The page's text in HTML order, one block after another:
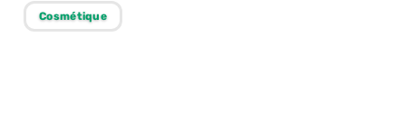
Cosmétique